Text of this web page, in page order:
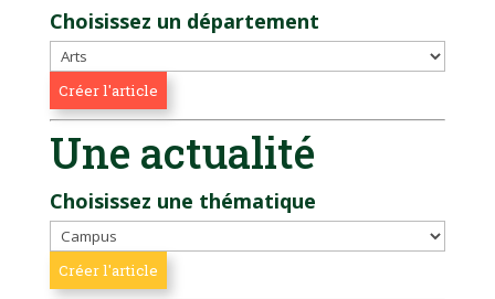
Choisissez un département
Une actualité
Choisissez une thématique